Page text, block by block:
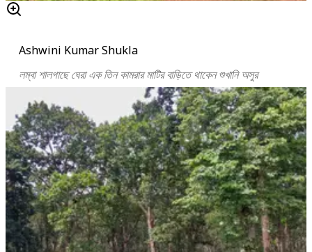
Ashwini Kumar Shukla
লম্বা শালগাছে ঘেরা এক তিন কামরার মাটির বাড়িতে থাকেন শুখানি অসুর